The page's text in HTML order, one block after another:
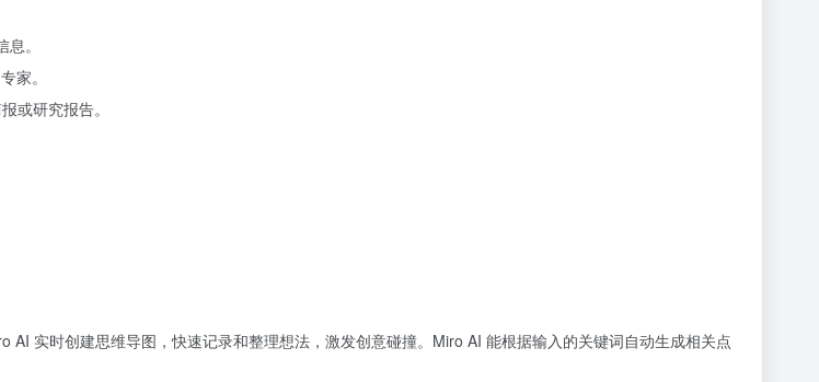
。
家。
或研究报告。
实时创建思维导图，快速记录和整理想法，激发创意碰撞。Miro AI 能根据输入的关键词自动生成相关点